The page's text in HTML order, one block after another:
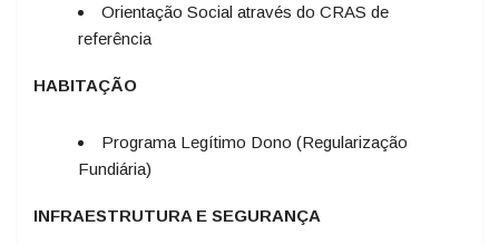
Orientação Social através do CRAS de
referência
HABITAÇÃO
Programa Legítimo Dono (Regularização
Fundiária)
INFRAESTRUTURA E SEGURANÇA